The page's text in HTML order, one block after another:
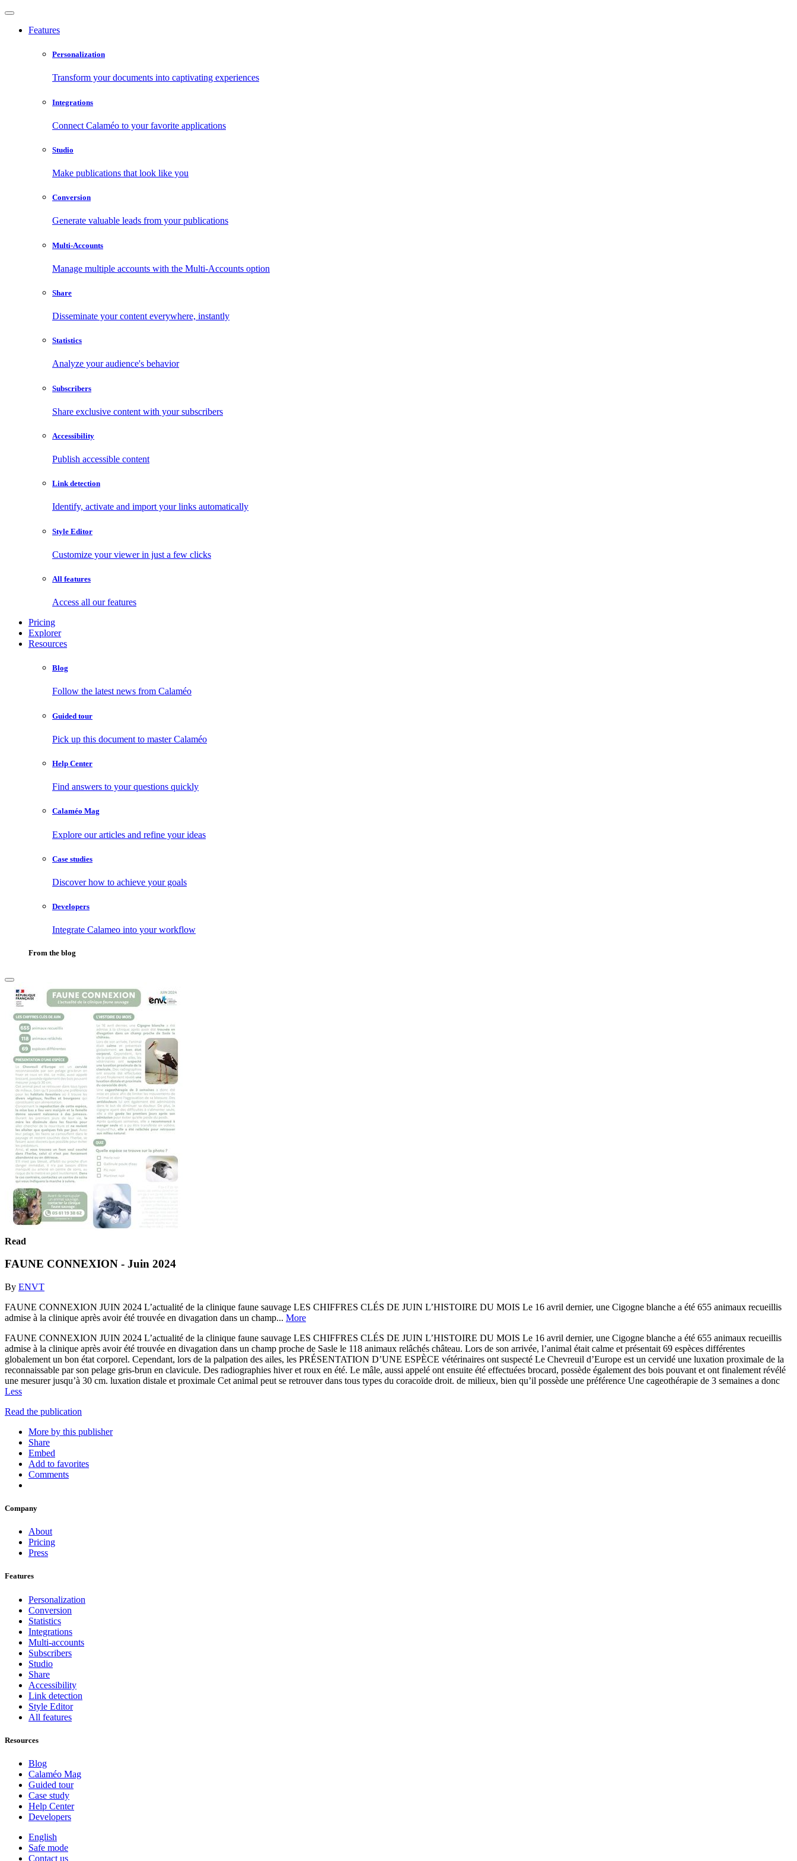
Features
Personalization
Transform your documents into captivating experiences
Integrations
Connect Calaméo to your favorite applications
Studio
Make publications that look like you
Conversion
Generate valuable leads from your publications
Multi-Accounts
Manage multiple accounts with the Multi-Accounts option
Share
Disseminate your content everywhere, instantly
Statistics
Analyze your audience's behavior
Subscribers
Share exclusive content with your subscribers
Accessibility
Publish accessible content
Link detection
Identify, activate and import your links automatically
Style Editor
Customize your viewer in just a few clicks
All features
Access all our features
Pricing
Explorer
Resources
Blog
Follow the latest news from Calaméo
Guided tour
Pick up this document to master Calaméo
Help Center
Find answers to your questions quickly
Calaméo Mag
Explore our articles and refine your ideas
Case studies
Discover how to achieve your goals
Developers
Integrate Calameo into your workflow
From the blog
Read
FAUNE CONNEXION - Juin 2024
By ENVT
FAUNE CONNEXION JUIN 2024 L’actualité de la clinique faune sauvage LES CHIFFRES CLÉS DE JUIN L’HISTOIRE DU MOIS Le 16 avril dernier, une Cigogne blanche a été 655 animaux recueillis
admise à la clinique après avoir été trouvée en divagation dans un champ... More
FAUNE CONNEXION JUIN 2024 L’actualité de la clinique faune sauvage LES CHIFFRES CLÉS DE JUIN L’HISTOIRE DU MOIS Le 16 avril dernier, une Cigogne blanche a été 655 animaux recueillis
admise à la clinique après avoir été trouvée en divagation dans un champ proche de Sasle le 118 animaux relâchés château. Lors de son arrivée, l’animal était calme et présentait 69 espèces différentes
globalement un bon état corporel. Cependant, lors de la palpation des ailes, les PRÉSENTATION D’UNE ESPÈCE vétérinaires ont suspecté Le Chevreuil d’Europe est un cervidé une luxation proximale de la
reconnaissable par son pelage gris-brun en clavicule. Des radiographies hiver et roux en été. Le mâle, aussi appelé ont ensuite été effectuées brocard, possède également des bois pouvant et ont finalement révélé
une mesurer jusqu’à 30 cm. luxation distale et proximale Cet animal peut se retrouver dans tous types du coracoïde droit. de milieux, bien qu’il possède une préférence Une cageothérapie de 3 semaines a donc
Less
Read the publication
More by this publisher
Share
Embed
Add to favorites
Comments
Company
About
Pricing
Press
Features
Personalization
Conversion
Statistics
Integrations
Multi-accounts
Subscribers
Studio
Share
Accessibility
Link detection
Style Editor
All features
Resources
Blog
Calaméo Mag
Guided tour
Case study
Help Center
Developers
English
Safe mode
Contact us